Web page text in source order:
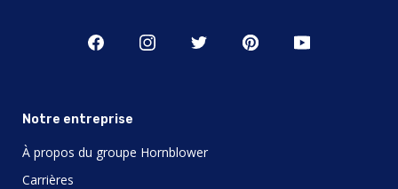
Notre entreprise
À propos du groupe Hornblower
Carrières